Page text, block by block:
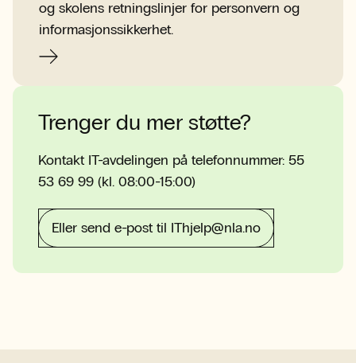
og skolens retningslinjer for personvern og
informasjonssikkerhet.
Trenger du mer støtte?
Kontakt IT-avdelingen på telefonnummer: 55
53 69 99 (kl. 08:00-15:00)
Eller send e-post til IThjelp@nla.no